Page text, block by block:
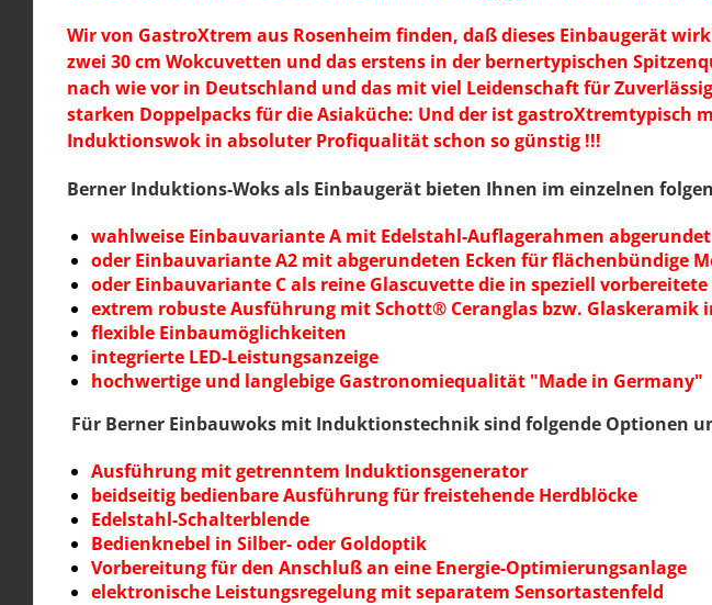
Wir von GastroXtrem aus Rosenheim finden, daß dieses Einbaugerät
zwei 30 cm Wokcuvetten und das erstens in der bernertypischen
nach wie vor in Deutschland und das mit viel Leidenschaft für
starken Doppelpacks für die Asiaküche: Und der ist gastroXtremtypisch
Induktionswok in absoluter Profiqualität schon so günstig !!!
Berner Induktions-Woks als Einbaugerät bieten Ihnen im einzelnen
wahlweise Einbauvariante A mit Edelstahl-Auflagerahmen abgerundet
oder Einbauvariante A2 mit abgerundeten Ecken für flächenbündige
oder Einbauvariante C als reine Glascuvette die in speziell
extrem robuste Ausführung mit Schott® Ceranglas bzw. Glaskeramik
flexible Einbaumöglichkeiten
integrierte LED-Leistungsanzeige
hochwertige und langlebige Gastronomiequalität "Made in Germany"
Für Berner Einbauwoks mit Induktionstechnik sind folgende Optionen
Ausführung mit getrenntem Induktionsgenerator
beidseitig bedienbare Ausführung für freistehende Herdblöcke
Edelstahl-Schalterblende
Bedienknebel in Silber- oder Goldoptik
Vorbereitung für den Anschluß an eine Energie-Optimierungsanlage
elektronische Leistungsregelung mit separatem Sensortastenfeld